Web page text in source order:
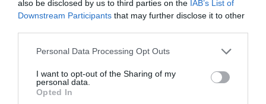
also be disclosed by us to third parties on the IAB’s List of
Downstream Participants that may further disclose it to other
Please note that this website/app uses one or more Google
not limited to your visit or usage behaviour. You may click to
grant or deny consent to Google and its third-party tags to
use your data for below specified purposes in below Google
Personal Data Processing Opt Outs
I want to opt-out of the Sharing of my
personal data.
Opted In